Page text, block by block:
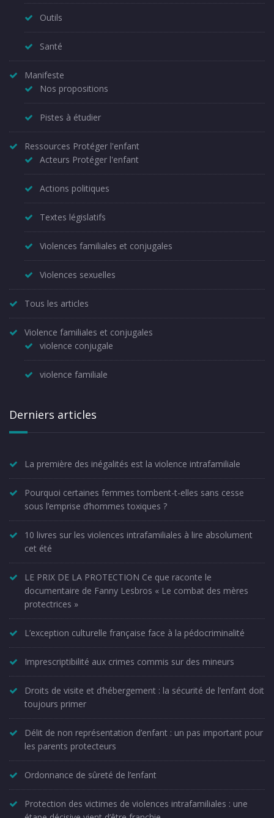
Outils
Santé
Manifeste
Nos propositions
Pistes à étudier
Ressources Protéger l'enfant
Acteurs Protéger l'enfant
Actions politiques
Textes législatifs
Violences familiales et conjugales
Violences sexuelles
Tous les articles
Violence familiales et conjugales
violence conjugale
violence familiale
Derniers articles
La première des inégalités est la violence intrafamiliale
Pourquoi certaines femmes tombent-t-elles sans cesse
sous l’emprise d’hommes toxiques ?
10 livres sur les violences intrafamiliales à lire absolument
cet été
LE PRIX DE LA PROTECTION Ce que raconte le
documentaire de Fanny Lesbros « Le combat des mères
protectrices »
L’exception culturelle française face à la pédocriminalité
Imprescriptibilité aux crimes commis sur des mineurs
Droits de visite et d’hébergement : la sécurité de l’enfant doit
toujours primer
Délit de non représentation d’enfant : un pas important pour
les parents protecteurs
Ordonnance de sûreté de l’enfant
Protection des victimes de violences intrafamiliales : une